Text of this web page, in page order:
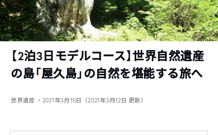
【2泊3日モデルコース】世界自然遺産
の島「屋久島」の自然を堪能する旅へ
世界遺産 ・2021年3月10日（2021年3月12日 更新）